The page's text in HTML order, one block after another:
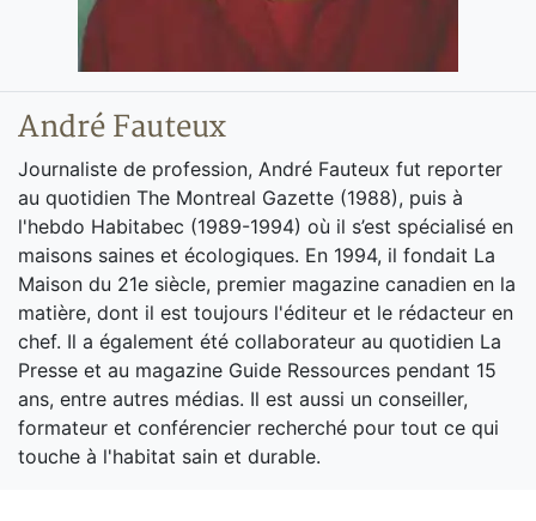
André Fauteux
Journaliste de profession, André Fauteux fut reporter
au quotidien The Montreal Gazette (1988), puis à
l'hebdo Habitabec (1989-1994) où il s’est spécialisé en
maisons saines et écologiques. En 1994, il fondait La
Maison du 21e siècle, premier magazine canadien en la
matière, dont il est toujours l'éditeur et le rédacteur en
chef. Il a également été collaborateur au quotidien La
Presse et au magazine Guide Ressources pendant 15
ans, entre autres médias. Il est aussi un conseiller,
formateur et conférencier recherché pour tout ce qui
touche à l'habitat sain et durable.